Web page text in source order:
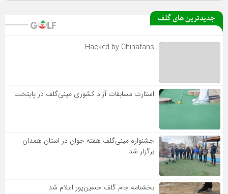
جدیدترین های گلف
Hacked by Chinafans
استارت مسابقات آزاد کشوری مینی‌گلف در پایتخت
جشنواره مینی‌گلف هفته جوان در استان همدان
برگزار شد
بخشنامه جام گلف حسین‌پور اعلام شد